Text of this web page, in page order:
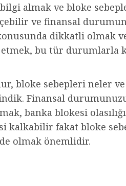
almak ve bloke
ve finansal
dikkatli olmak
bu tür durumlarla
bloke sebepleri neler
Finansal
banka blokesi
kalkabilir fakat bloke
olmak önemlidir.